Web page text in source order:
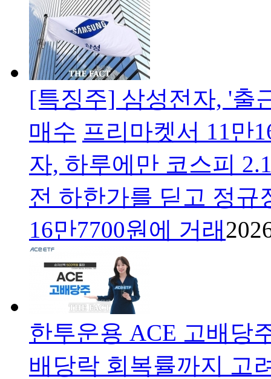
[특징주] 삼성전자, '출
매수 프리마켓서 11만
자, 하루에만 코스피
전 하한가를 딛고 정규
16만7700원에 거래
한투운용 ACE 고배당
배당락 회복률까지 고